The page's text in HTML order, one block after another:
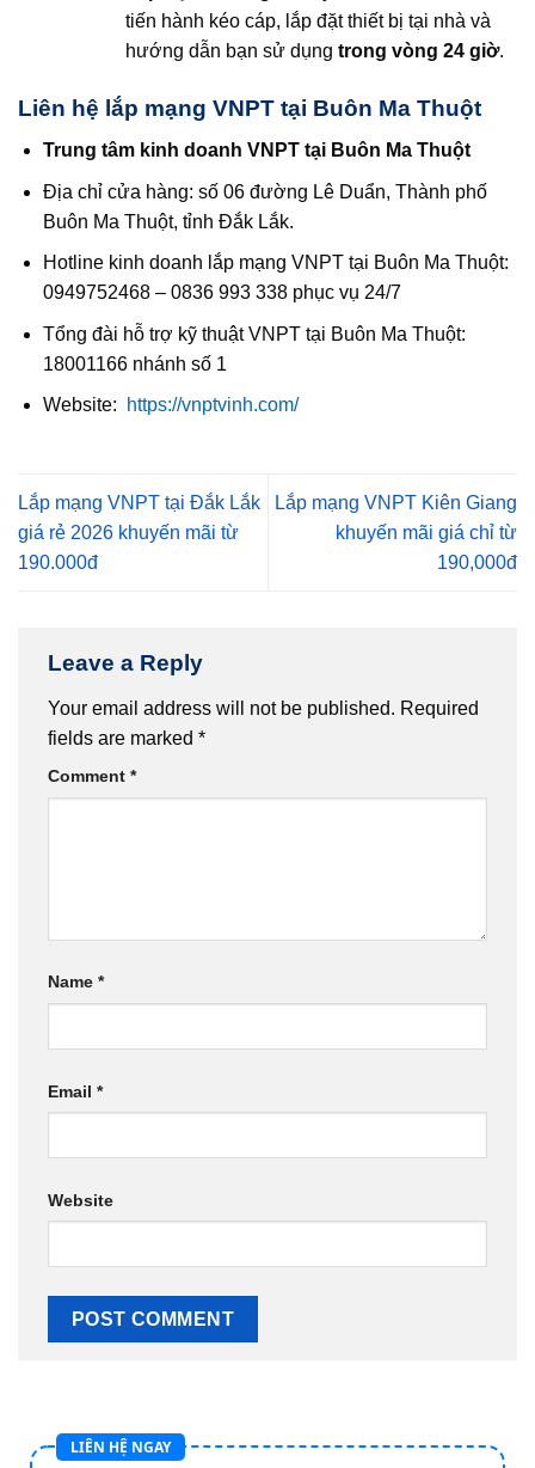
tiến hành kéo cáp, lắp đặt thiết bị tại nhà và
hướng dẫn bạn sử dụng trong vòng 24 giờ.
Liên hệ lắp mạng VNPT tại Buôn Ma Thuột
Trung tâm kinh doanh VNPT tại Buôn Ma Thuột
Địa chỉ cửa hàng: số 06 đường Lê Duẩn, Thành phố
Buôn Ma Thuột, tỉnh Đắk Lắk.
Hotline kinh doanh lắp mạng VNPT tại Buôn Ma Thuột:
0949752468 – 0836 993 338 phục vụ 24/7
Tổng đài hỗ trợ kỹ thuật VNPT tại Buôn Ma Thuột:
18001166 nhánh số 1
Website: https://vnptvinh.com/
Lắp mạng VNPT tại Đắk Lắk
giá rẻ 2026 khuyến mãi từ
190.000đ
Lắp mạng VNPT Kiên Giang
khuyến mãi giá chỉ từ
190,000đ
Leave a Reply
Your email address will not be published. Required
fields are marked *
Comment *
Name *
Email *
Website
LIÊN HỆ NGAY